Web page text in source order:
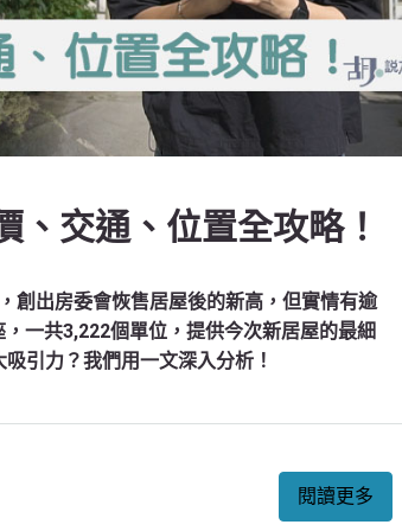
、交通、位置全攻略！
創出房委會恢售居屋後的新高，但實情有逾
一共3,222個單位，提供今次新居屋的最細
引力？我們用一文深入分析！
閱讀更多